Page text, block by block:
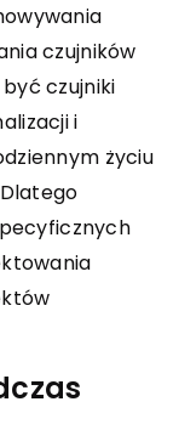
czujników
czujniki
i
życiu